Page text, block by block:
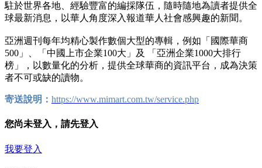
駐於世界各地、經驗豐富的編採隊伍，隨時隨地為讀者提供全
球最新消息，以華人角度深入報道華人社會感興趣的新聞。
亞洲週刊每年均精心製作數個大型的專輯，例如「國際華商
500」、「中國上市企業100大」及 「亞洲企業1000大排行
榜」，以數量化的分析，提供全球華商的資訊平台，成為決策
者不可或缺的讀物。
寄送說明： https://www.mimart.com.tw/service.php
您尚未登入，請先登入
我要登入